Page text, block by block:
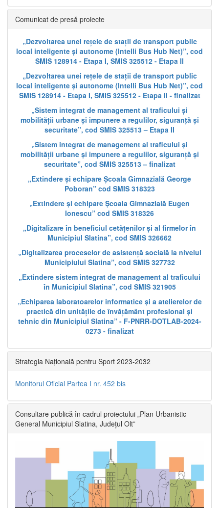
Comunicat de presă proiecte
„Dezvoltarea unei rețele de stații de transport public
local inteligente și autonome (Intelli Bus Hub Net)”, cod
SMIS 128914 - Etapa I, SMIS 325512 - Etapa II
„Dezvoltarea unei rețele de stații de transport public
local inteligente și autonome (Intelli Bus Hub Net)”, cod
SMIS 128914 - Etapa I, SMIS 325512 - Etapa II - finalizat
„Sistem integrat de management al traficului și
mobilității urbane și impunere a regulilor, siguranță și
securitate”, cod SMIS 325513 – Etapa II
„Sistem integrat de management al traficului și
mobilității urbane și impunere a regulilor, siguranță și
securitate”, cod SMIS 325513 – finalizat
„Extindere și echipare Școala Gimnazială George
Poboran” cod SMIS 318323
„Extindere și echipare Școala Gimnazială Eugen
Ionescu” cod SMIS 318326
„Digitalizare în beneficiul cetățenilor și al firmelor în
Municipiul Slatina”, cod SMIS 326662
„Digitalizarea proceselor de asistență socială la nivelul
Municipiului Slatina”, cod SMIS 327732
„Extindere sistem integrat de management al traficului
în Municipiul Slatina”, cod SMIS 321905
„Echiparea laboratoarelor informatice și a atelierelor de
practică din unitățile de învățământ profesional și
tehnic din Municipiul Slatina” - F-PNRR-DOTLAB-2024-
0273 - finalizat
Strategia Națională pentru Sport 2023-2032
Monitorul Oficial Partea I nr. 452 bis
Consultare publică în cadrul proiectului „Plan Urbanistic
General Municipiul Slatina, Județul Olt”